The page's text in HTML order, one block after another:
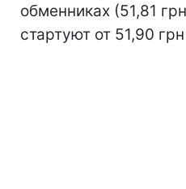
обменниках (51,81
стартуют от 51,90